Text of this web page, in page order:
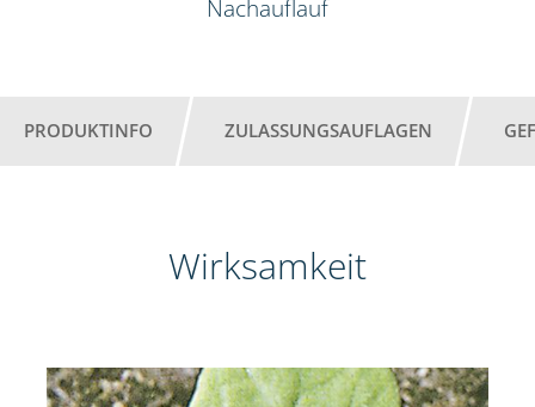
Nachauflauf
PRODUKTINFO ZULASSUNGSAUFLAGEN
Wirksamkeit